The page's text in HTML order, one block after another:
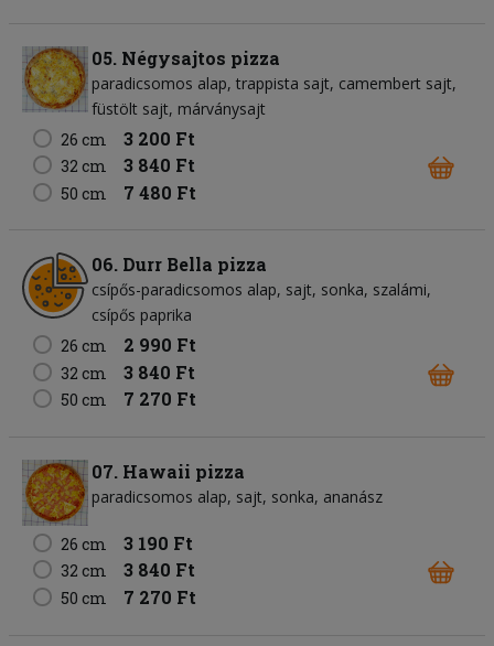
05. Négysajtos pizza
paradicsomos alap trappista sajt camembert sajt
füstölt sajt márványsajt
26 cm
3 200 Ft
32 cm 3 840 Ft
50 cm 7 480 Ft
06. Durr Bella pizza
csípős-paradicsomos alap sajt sonka szalámi
csípős paprika
26 cm
2 990 Ft
32 cm 3 840 Ft
50 cm 7 270 Ft
07. Hawaii pizza
paradicsomos alap sajt sonka ananász
26 cm 3 190 Ft
32 cm 3 840 Ft
50 cm 7 270 Ft